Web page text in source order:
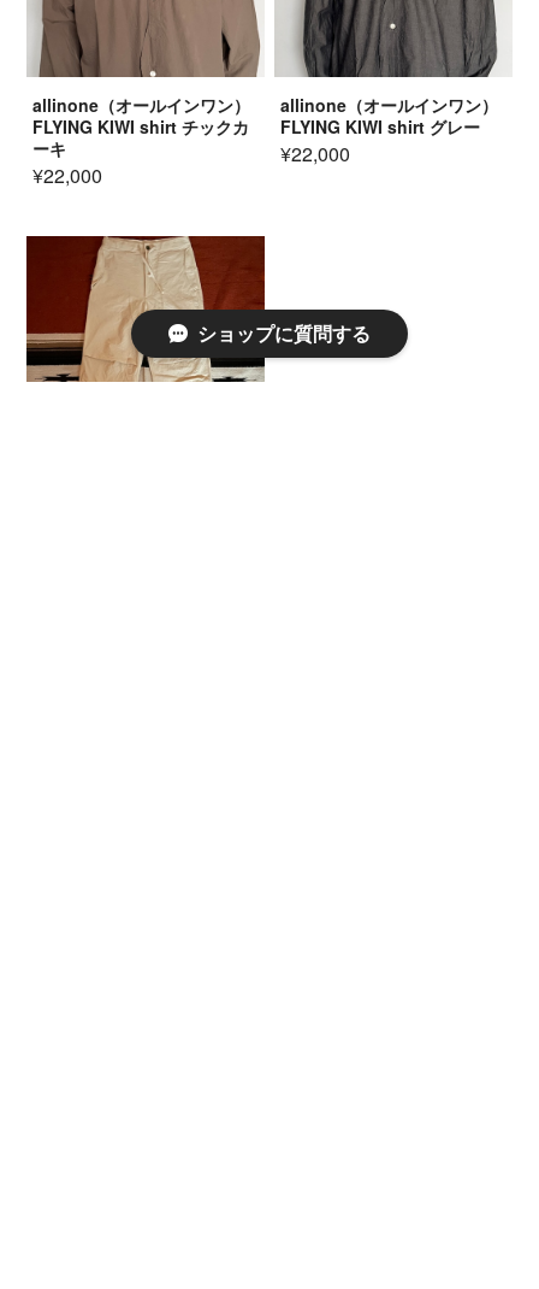
allinone（オールインワン）
FLYING KIWI shirt チックカ
ーキ
¥22,000
allinone（オールインワン）
FLYING KIWI shirt グレー
¥22,000
ショップに質問する